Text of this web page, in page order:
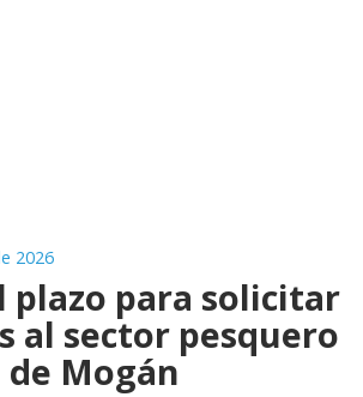
2026
plazo para solicitar
al sector pesquero
Mogán